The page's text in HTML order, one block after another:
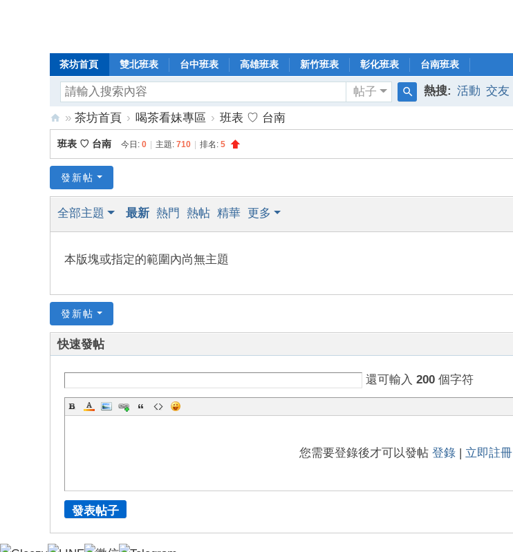
茶坊首頁 雙北班表 台中班表 高雄班表 新竹班表 彰化班表 台南班表
帖子
索
熱搜: 活動 交友
8
年
口
碑
坊
本
土
» 茶坊首頁 › 喝茶看妹專區 › 班表 ♡ 台南
班表 ♡ 台南 今日: 0 主題: 710 排名: 5
發新帖
全部主題 最新 熱門 熱帖 精華 更多
本版塊或指定的範圍內尚無主題
發新帖
快速發帖
還可輸入 200 個字符
您需要登錄後才可以發帖 登錄 | 立即註冊
發表帖子